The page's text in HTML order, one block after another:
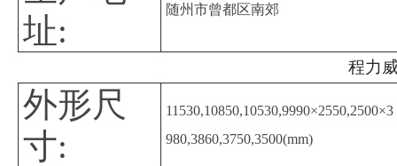
址:
随州市曾都区南郊
程力
外形尺
寸:
11530,10850,10530,9990×2550,2500×3
980,3860,3750,3500(mm)